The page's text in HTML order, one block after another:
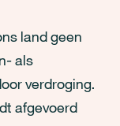
land geen
als
verdroging.
afgevoerd